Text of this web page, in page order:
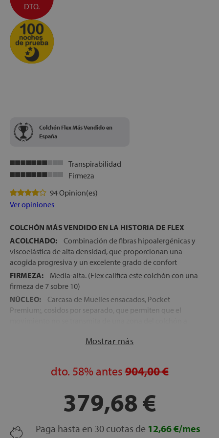
DTO.
Colchón Flex Más Vendido en
España
Transpirabilidad
Firmeza
94 Opinion(es)
Ver opiniones
COLCHÓN MÁS VENDIDO EN LA HISTORIA DE FLEX
ACOLCHADO:
Combinación de fibras hipoalergénicas y
viscoelástica de alta densidad, que proporcionan una
acogida progresiva y un excelente grado de confort
FIRMEZA:
Media-alta. (Flex califica este colchón con una
firmeza de 7 sobre 10)
NÚCLEO:
Carcasa de Muelles ensacados, Pocket
Premium;, cosidos por separado, que permiten que el
Refuerzo perimetral del núcleo con
estabilidad y una mayor resistencia al colchón
Espumación de alta densidad
del colchón al cuerpo
CONFORT SYSTEM®:
Material desarrollado por Flex, que
se coloca sobre el bloque de muelles ensacados y que
además de un reparto óptimo de las presiones que se
Mostrar más
dto. 58% antes904,00 €
379,68 €
Paga hasta en 30 cuotas de 12,66 €/mes